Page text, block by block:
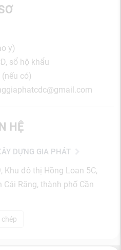
y)
sổ hộ khẩu
có)
HỆ
DỰNG GIA PHÁT
Khu đô thị Hồng Loan 5C,
Răng, thành phố Cần
chép